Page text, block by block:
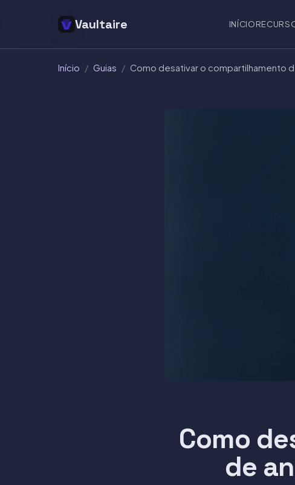
Vaultaire INÍCIO
Início / Guias / Como desativar o compartilhamento
Como
de